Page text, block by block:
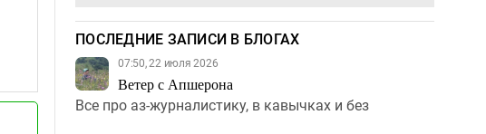
ПОСЛЕДНИЕ ЗАПИСИ В БЛОГАХ
07:50, 22 июля 2026
Ветер с Апшерона
Все про аз-журналистику, в кавычках и без